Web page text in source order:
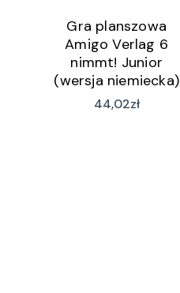
Gra planszowa
Amigo Verlag 6
nimmt! Junior
(wersja niemiecka)
44,02zł